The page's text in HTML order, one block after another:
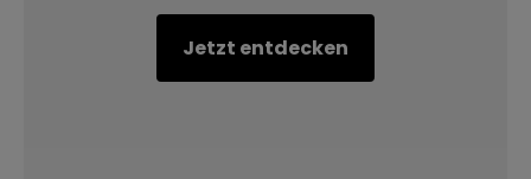
Jetzt entdecken